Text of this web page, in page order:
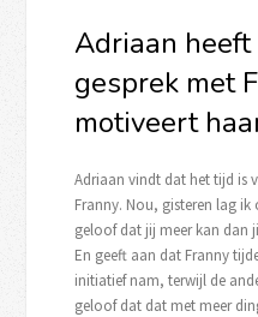
Adriaan heeft
gesprek met
motiveert
Adriaan vindt dat het tijd is
Franny. Nou, gisteren lag
geloof dat jij meer kan dan
En geeft aan dat Franny
initiatief nam, terwijl de
geloof dat dat met meer